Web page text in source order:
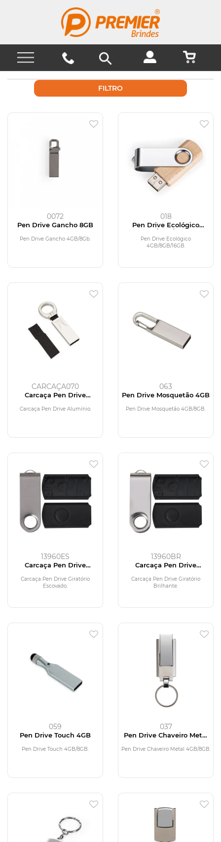
FILTRO
0072
Pen Drive Gancho 8GB
Pen Drive Gancho 4GB/8Gb.
018
Pen Drive Ecológico
4GB/8GB/16GB
Pen Drive Ecológico
4GB/8GB/16GB.
CARCAÇA070
Carcaça Pen Drive
Alumínio
Carcaça Pen Drive Alumínio.
063
Pen Drive Mosquetão 4GB
Pen Drive Mosquetão 4GB/8GB.
13960ES
Carcaça Pen Drive
Giratório Escovado
Carcaça Pen Drive Giratório
Escovado.
13960BR
Carcaça Pen Drive
Giratório Brilhante
Carcaça Pen Drive Giratório
Brilhante.
059
Pen Drive Touch 4GB
Pen Drive Touch 4GB/8GB.
037
Pen Drive Chaveiro Metal
Pen Drive Chaveiro Metal 4GB/8GB.